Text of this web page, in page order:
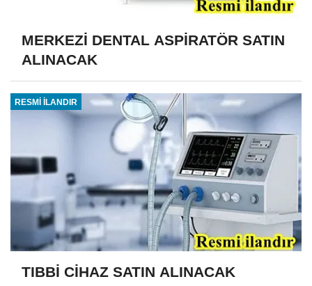
MERKEZİ DENTAL ASPİRATÖR SATIN
ALINACAK
RESMİ İLANDIR
TIBBİ CİHAZ SATIN ALINACAK